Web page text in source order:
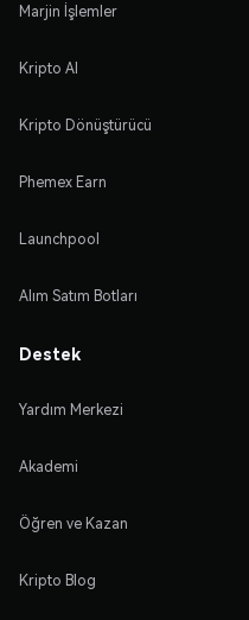
Marjin İşlemler
Kripto Al
Kripto Dönüştürücü
Phemex Earn
Launchpool
Alım Satım Botları
Destek
Yardım Merkezi
Akademi
Öğren ve Kazan
Kripto Blog